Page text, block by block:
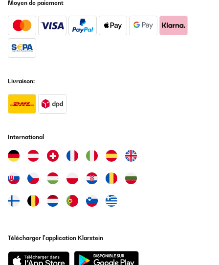
Moyen de paiement
Livraison:
International
Télécharger l'application Klarstein